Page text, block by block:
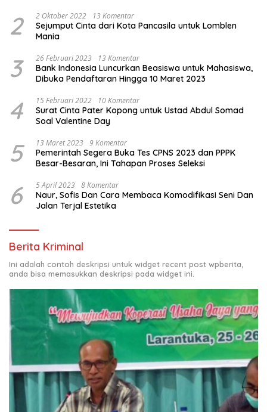
2 2 Oktober 2022 13 Komentar
Sejumput Cinta dari Kota Pancasila untuk Lomblen
Mania
3 26 Februari 2023 13 Komentar
Bank Indonesia Luncurkan Beasiswa untuk Mahasiswa,
Dibuka Pendaftaran Hingga 10 Maret 2023
4 15 Februari 2022 10 Komentar
Surat Cinta Pater Kopong untuk Ustad Abdul Somad
Soal Valentine Day
5 13 Maret 2023 9 Komentar
Pemerintah Segera Buka Tes CPNS 2023 dan PPPK
Besar-Besaran, Ini Tahapan Proses Seleksi
6 5 April 2023 8 Komentar
Naur, Sofis Dan Cara Membaca Komodifikasi Seni Dan
Jalan Terjal Estetika
Berita Kriminal
Ini adalah contoh deskripsi untuk widget recent post wpberita,
anda bisa memasukkan deskripsi pada widget ini.